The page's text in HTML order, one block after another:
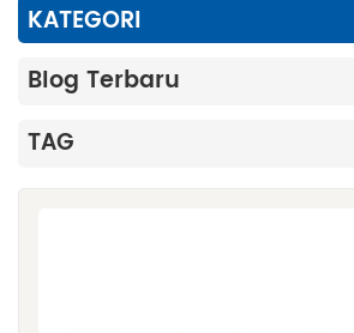
KATEGORI
Blog Terbaru
TAG